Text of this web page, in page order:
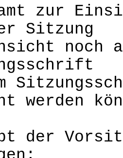
zur
Sitzung
noch
werden
der